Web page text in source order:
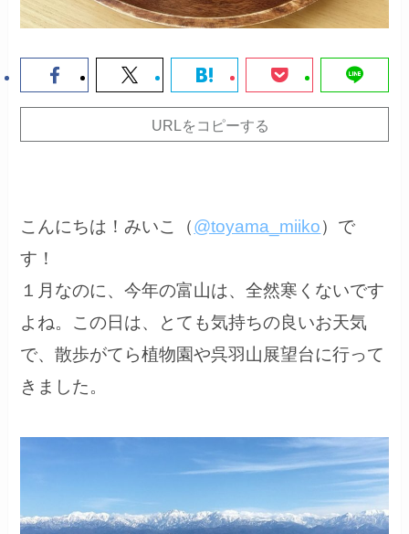
URLをコピーする
こんにちは！みいこ（@toyama_miiko）で
す！
１月なのに、今年の富山は、全然寒くないです
よね。この日は、とても気持ちの良いお天気
で、散歩がてら植物園や呉羽山展望台に行って
きました。